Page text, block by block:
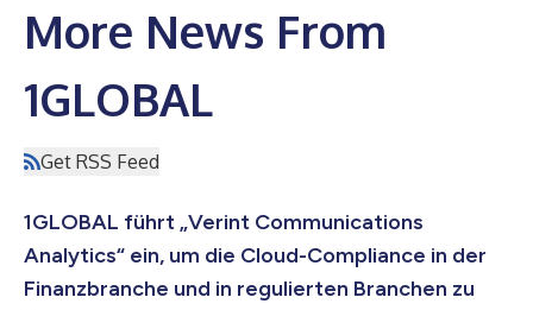
More News From
1GLOBAL
Get RSS Feed
1GLOBAL führt „Verint Communications
Analytics“ ein, um die Cloud-Compliance in der
Finanzbranche und in regulierten Branchen zu